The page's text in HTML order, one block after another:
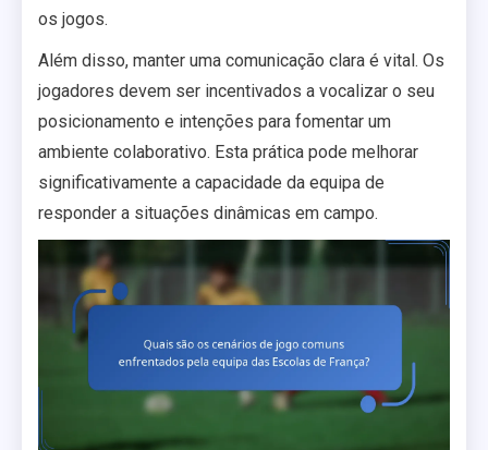
os jogos.
Além disso, manter uma comunicação clara é vital. Os
jogadores devem ser incentivados a vocalizar o seu
posicionamento e intenções para fomentar um
ambiente colaborativo. Esta prática pode melhorar
significativamente a capacidade da equipa de
responder a situações dinâmicas em campo.